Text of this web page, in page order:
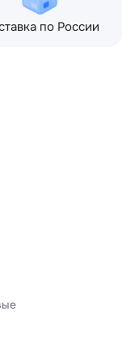
по России